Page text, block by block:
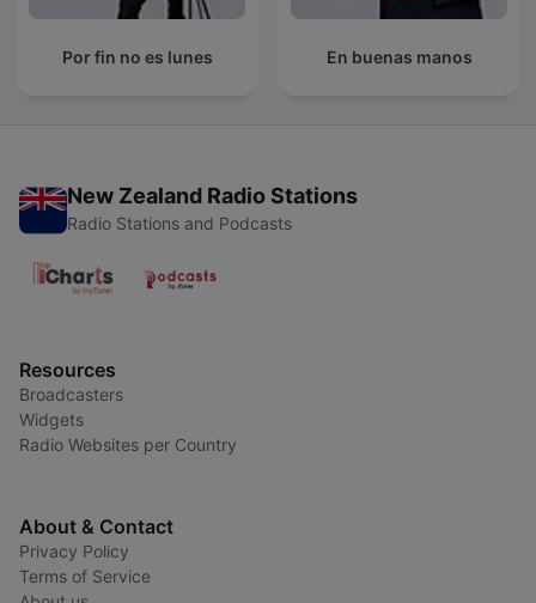
Por fin no es lunes En buenas manos
New Zealand Radio Stations
Radio Stations and Podcasts
Resources
Broadcasters
Widgets
Radio Websites per Country
About & Contact
Privacy Policy
Terms of Service